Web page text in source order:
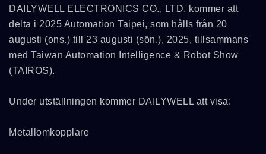
DAILYWELL ELECTRONICS CO., LTD. kommer att
delta i 2025 Automation Taipei, som hålls från 20
augusti (ons.) till 23 augusti (sön.), 2025, tillsammans
med Taiwan Automation Intelligence & Robot Show
(TAIROS).
Under utställningen kommer DAILYWELL att visa:
Metallomkopplare